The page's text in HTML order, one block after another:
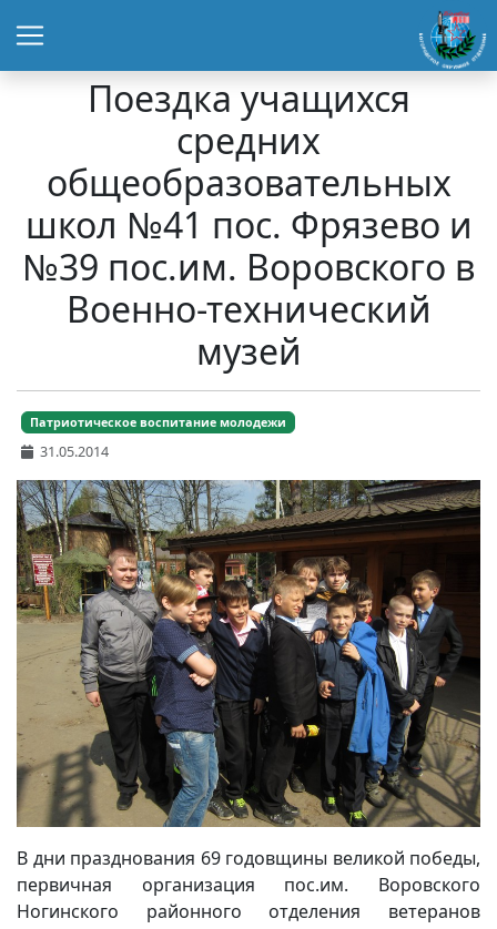
Поездка учащихся
средних
общеобразовательных
школ №41 пос. Фрязево и
№39 пос.им. Воровского в
Военно-технический
музей
Патриотическое воспитание молодежи
31.05.2014
В дни празднования 69 годовщины великой победы,
первичная организация пос.им. Воровского
Ногинского районного отделения ветеранов